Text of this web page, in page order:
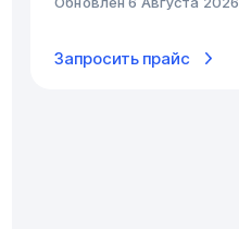
Запросить прайс